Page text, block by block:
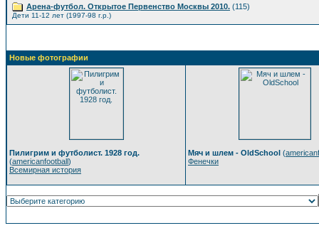
Арена-футбол. Открытое Первенство Москвы 2010. (115)
Дети 11-12 лет (1997-98 г.р.)
Новые фотографии
Пилигрим и футболист. 1928 год.
(americanfootball)
Всемирная история
Мяч и шлем - OldSchool (
Фенечки